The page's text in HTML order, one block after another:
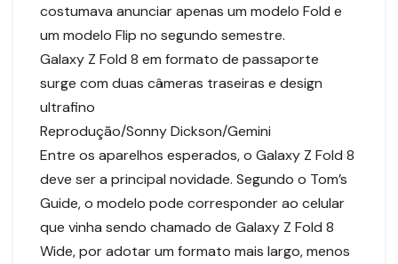
costumava anunciar apenas um modelo Fold e
um modelo Flip no segundo semestre.
Galaxy Z Fold 8 em formato de passaporte
surge com duas câmeras traseiras e design
ultrafino
Reprodução/Sonny Dickson/Gemini
Entre os aparelhos esperados, o Galaxy Z Fold 8
deve ser a principal novidade. Segundo o Tom’s
Guide, o modelo pode corresponder ao celular
que vinha sendo chamado de Galaxy Z Fold 8
Wide, por adotar um formato mais largo, menos